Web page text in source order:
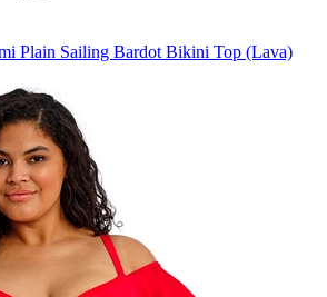
Plain Sailing Bardot Bikini Top (Lava)